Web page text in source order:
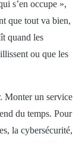
s’en occupe »,
que tout va bien,
quand les
ou que les
Monter un service
du temps. Pour
la cybersécurité,